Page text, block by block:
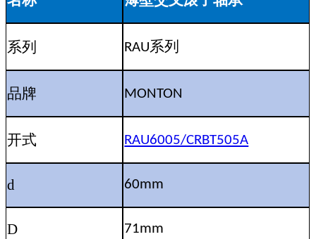
系列 RAU系列
品牌 MONTON
开式 RAU6005/CRBT505A
d 60mm
D 71mm